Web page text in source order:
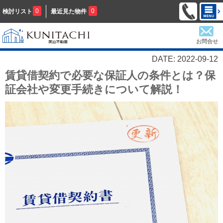
検討リスト 0 最近見た物件 0
お問合せ
DATE: 2022-09-12
賃貸借契約で必要な保証人の条件とは？保
証会社や変更手続きについて解説！